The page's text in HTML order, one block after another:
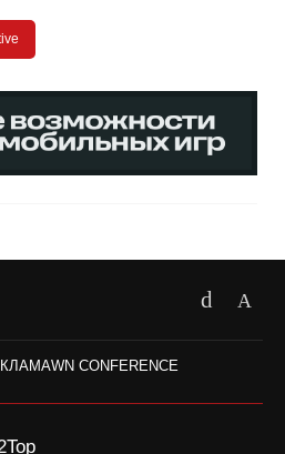
WN CONFERENCE